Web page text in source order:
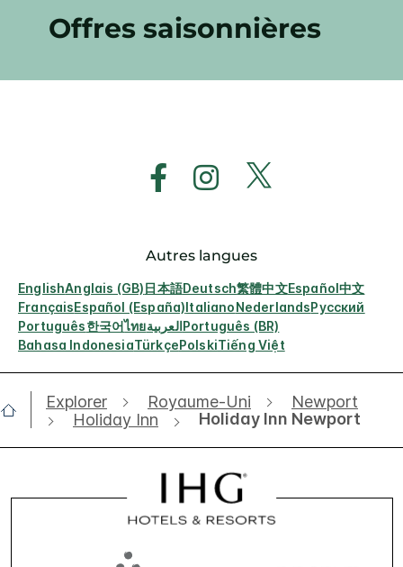
Offres saisonnières
Autres langues
EnglishAnglais (GB)日本語Deutsch繁體中文Español中文
FrançaisEspañol (España)ItalianoNederlandsРусский
Português한국어ไทยالعربيةPortuguês (BR)
Bahasa IndonesiaTürkçePolskiTiếng Việt
Explorer Royaume-Uni
Newport
Holiday Inn
Holiday Inn Newport